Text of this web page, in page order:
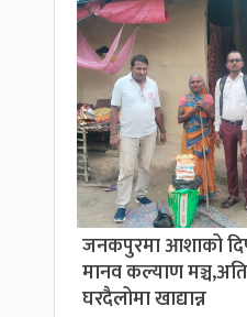
जनकपुरमा आशाको
मानव कल्याण
घरदैलोमा खाद्यान्न